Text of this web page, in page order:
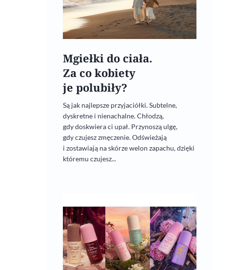
Mgiełki do ciała.
Za co kobiety
je polubiły?
Są jak najlepsze przyjaciółki. Subtelne,
dyskretne i nienachalne. Chłodzą,
gdy doskwiera ci upał. Przynoszą ulgę,
gdy czujesz zmęczenie. Odświeżają
i zostawiają na skórze welon zapachu, dzięki
któremu czujesz...